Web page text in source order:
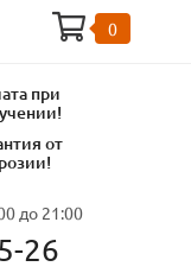
0
при
от
до 21:00
26